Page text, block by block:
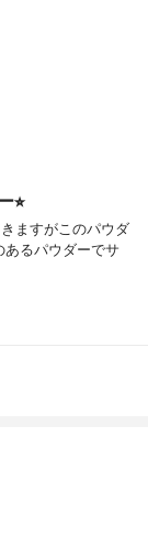
⭐︎
ますがこのパウダ
あるパウダーでサ